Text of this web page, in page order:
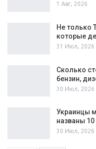
1 Авг, 2026
Не только
которые
31 Июл, 2026
Сколько
бензин,
30 Июл, 2026
Украинцы
названы
30 Июл, 2026